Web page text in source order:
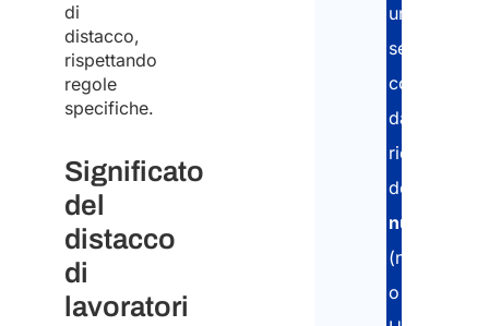
di
distacco,
rispettando
regole
specifiche.
Significato
del
distacco
di
lavoratori
un
servizio
completo:
dalla
richiesta
del
nullaosta
(nazionale
o